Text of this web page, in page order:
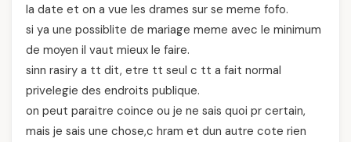
la date et on a vue les drames sur se meme fofo.
si ya une possiblite de mariage meme avec le minimum
de moyen il vaut mieux le faire.
sinn rasiry a tt dit, etre tt seul c tt a fait normal
privelegie des endroits publique.
on peut paraitre coince ou je ne sais quoi pr certain,
mais je sais une chose,c hram et dun autre cote rien